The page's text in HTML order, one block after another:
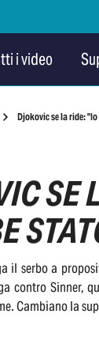
i video
Djokovic se la ride:
SE
il serbo a
contro Sinner,
Cambiano la